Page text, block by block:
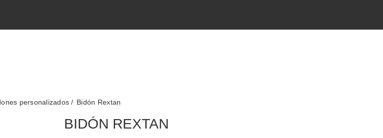
personalizados Bidón Rextan
BIDÓN REXTAN